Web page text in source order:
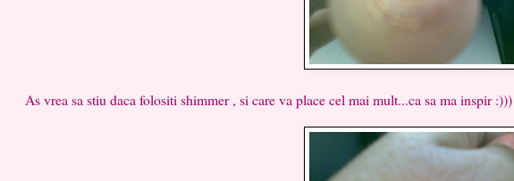
As vrea sa stiu daca folositi shimmer , si care va place cel mai mult...ca sa ma inspir :)))